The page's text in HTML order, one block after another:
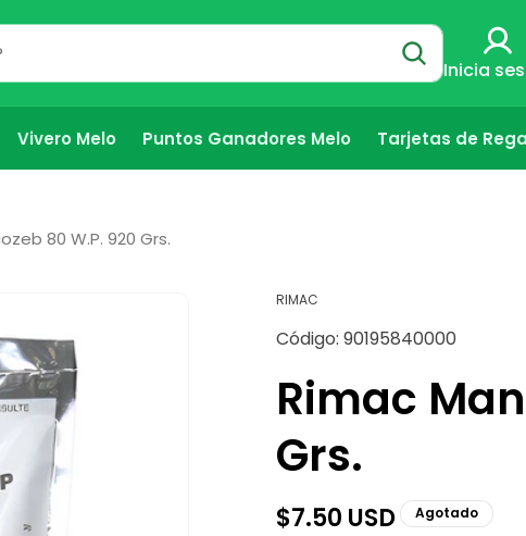
Inicia
Vivero Melo Puntos Ganadores Melo Tarjetas de
80 W.P. 920 Grs.
RIMAC
Código: SKU:
90195840000
Rimac
Grs.
Precio
$7.50 USD Agotado